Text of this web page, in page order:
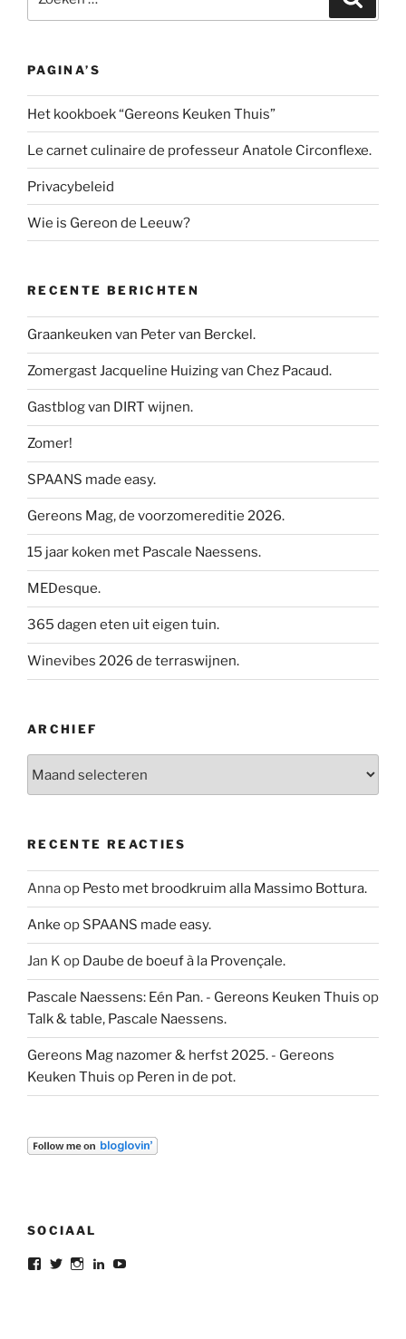
naar:
PAGINA’S
Het kookboek “Gereons Keuken Thuis”
Le carnet culinaire de professeur Anatole Circonflexe.
Privacybeleid
Wie is Gereon de Leeuw?
RECENTE BERICHTEN
Graankeuken van Peter van Berckel.
Zomergast Jacqueline Huizing van Chez Pacaud.
Gastblog van DIRT wijnen.
Zomer!
SPAANS made easy.
Gereons Mag, de voorzomereditie 2026.
15 jaar koken met Pascale Naessens.
MEDesque.
365 dagen eten uit eigen tuin.
Winevibes 2026 de terraswijnen.
ARCHIEF
RECENTE REACTIES
Annaop Pesto met broodkruim alla Massimo Bottura.
Anke op SPAANS made easy.
Jan K op Daube de boeuf à la Provençale.
Pascale Naessens: Eén Pan. - Gereons Keuken Thuis op
Talk & table, Pascale Naessens.
Gereons Mag nazomer & herfst 2025. - Gereons
Keuken Thuis op Peren in de pot.
SOCIAAL
BekijkBekijkBekijkBekijk